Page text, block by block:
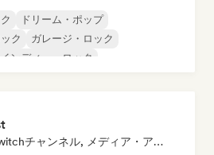
ドリーム・ポップ
ク
ガレージ・ロック
インディー・ロック
YouTube/Twitchチャンネル, メディア・アウトレット／ジャーナリスト, メンター, ソーシャルメディアインフルエンサー, サウンドエキスパート